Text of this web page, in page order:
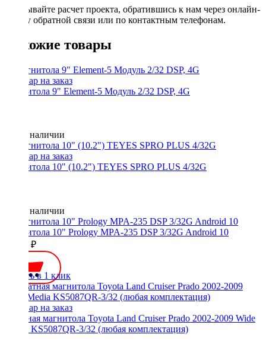
Заказывайте расчет проекта, обратившись к нам через онлайн-
форму обратной связи или по контактным телефонам.
Похожие товары
Магнитола 9" Element-5 Модуль 2/32 DSP, 4G
Нет в наличии
Магнитола 10" (10.2") TEYES SPRO PLUS 4/32G
Нет в наличии
Магнитола 10" Prology MPA-235 DSP 3/32G Android 10
20990 ₽
Купить в 1 клик
Штатная магнитола Toyota Land Cruiser Prado 2002-2009 Wide
Media KS5087QR-3/32 (любая комплектация)